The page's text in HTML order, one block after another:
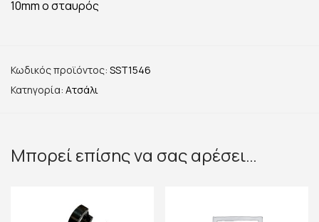
10mm ο σταυρός
Κωδικός προϊόντος: SST1546
Κατηγορία: Ατσάλι
Μπορεί επίσης να σας αρέσει…